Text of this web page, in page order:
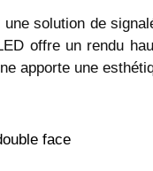
solution de
offre un rendu
apporte une
face